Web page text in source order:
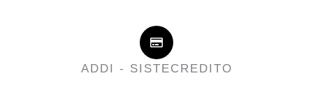
ADDI - SISTECREDITO